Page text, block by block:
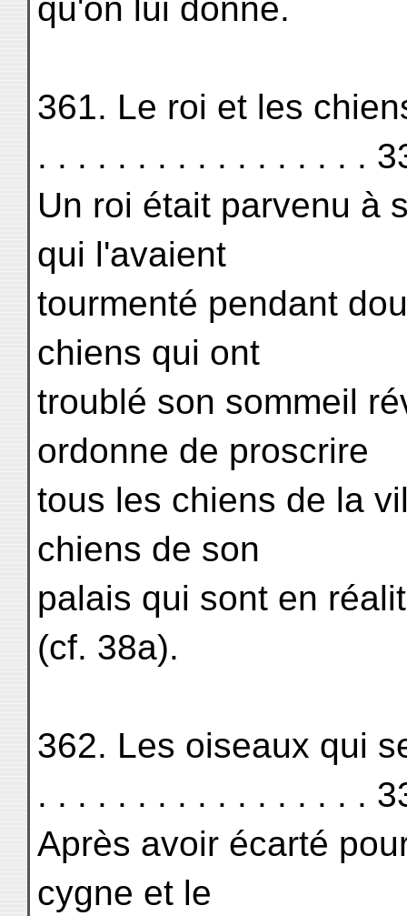
qu'on lui donne.
361. Le roi et les
. . . . . . . . . . . . . . . . .
Un roi était parvenu à
qui l'avaient
tourmenté pendant
chiens qui ont
troublé son sommeil
ordonne de proscrire
tous les chiens de la
chiens de son
palais qui sont en
(cf. 38a).
362. Les oiseaux qui
. . . . . . . . . . . . . . . . .
Après avoir écarté
cygne et le